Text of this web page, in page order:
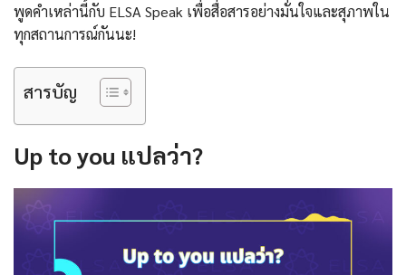
พูดคำเหล่านี้กับ ELSA Speak เพื่อสื่อสารอย่างมั่นใจและสุภาพใน
ทุกสถานการณ์กันนะ!
สารบัญ
Up to you แปลว่า?